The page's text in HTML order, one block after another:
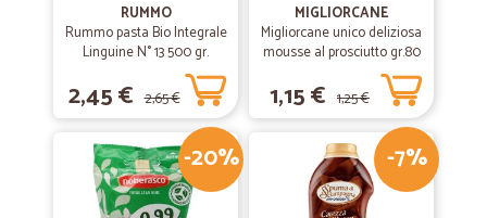
RUMMO
Rummo pasta Bio Integrale
Linguine N° 13 500 gr.
2,45 € 2,65 €
MIGLIORCANE
Migliorcane unico deliziosa
mousse al prosciutto gr.80
1,15 € 1,25 €
-20% -7%